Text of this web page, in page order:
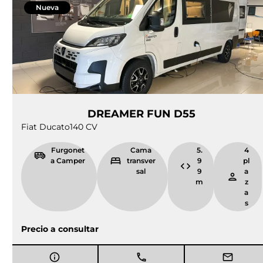
Nueva
DREAMER FUN D55
Fiat Ducato140 CV
Furgonet
a Camper
Cama
transver
sal
5.
9
9
m
4
pl
a
z
a
s
Precio a consultar